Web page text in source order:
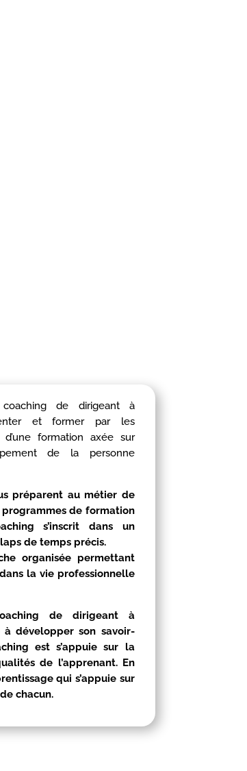
de dirigeant à
et former par les
d’une formation axée sur
de la personne
préparent au métier de
de formation
s’inscrit dans un
de temps précis.
organisée permettant
la vie professionnelle
de dirigeant à
à développer son savoir-
est s’appuie sur la
de l’apprenant. En
qui s’appuie sur
chacun.